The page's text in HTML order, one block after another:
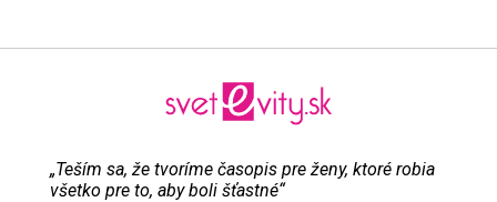
„Teším sa, že tvoríme časopis pre ženy, ktoré robia
všetko pre to, aby boli šťastné“